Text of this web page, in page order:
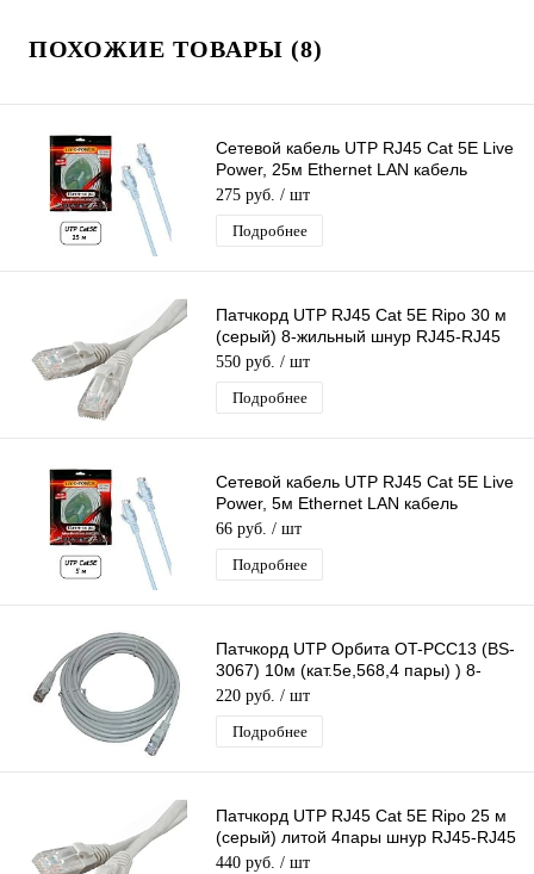
ПОХОЖИЕ ТОВАРЫ (8)
Сетевой кабель UTP RJ45 Cat 5E Live
Power, 25м Ethernet LAN кабель
патчкорд 8-жильный шнур RJ45-RJ45
275 руб. / шт
Подробнее
Патчкорд UTP RJ45 Cat 5E Ripo 30 м
(серый) 8-жильный шнур RJ45-RJ45
для соединения сетевых устройств
550 руб. / шт
Подробнее
Сетевой кабель UTP RJ45 Cat 5E Live
Power, 5м Ethernet LAN кабель
патчкорд 8-жильный шнур RJ45-RJ45
66 руб. / шт
Подробнее
Патчкорд UTP Орбита OT-PCC13 (BS-
3067) 10м (кат.5e,568,4 пары) ) 8-
жильный шнур RJ45-RJ45
220 руб. / шт
Подробнее
Патчкорд UTP RJ45 Cat 5E Ripo 25 м
(серый) литой 4пары шнур RJ45-RJ45
д/соединения сетевых устройств
440 руб. / шт